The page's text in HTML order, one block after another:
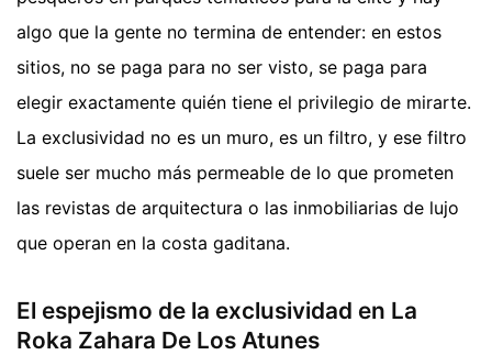
algo que la gente no termina de entender: en estos
sitios, no se paga para no ser visto, se paga para
elegir exactamente quién tiene el privilegio de mirarte.
La exclusividad no es un muro, es un filtro, y ese filtro
suele ser mucho más permeable de lo que prometen
las revistas de arquitectura o las inmobiliarias de lujo
que operan en la costa gaditana.
El espejismo de la exclusividad en La
Roka Zahara De Los Atunes